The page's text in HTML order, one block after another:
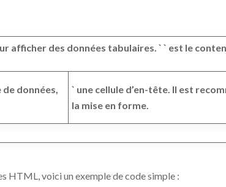
afficher des données tabulaires. ` ` est le
de données,
` une cellule d’en-tête. Il est
la mise en forme.
HTML, voici un exemple de code simple :